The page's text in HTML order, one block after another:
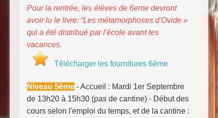
Pour la rentrée, les élèves de 6eme devront
avoir lu le livre: “Les métamorphoses d'Ovide »
qui a été distribué par l'école avant les
vacances.
Télécharger les fournitures 6ème
Niveau 5ème - Accueil : Mardi 1er Septembre
de 13h20 à 15h30 (pas de cantine) - Début des
cours selon l'emploi du temps, et de la cantine :